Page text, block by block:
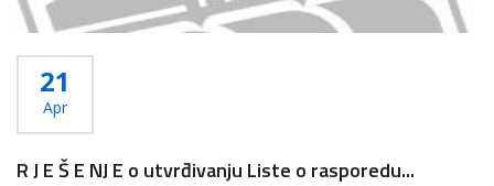
21
Apr
R J E Š E NJ E o utvrđivanju Liste o rasporedu...